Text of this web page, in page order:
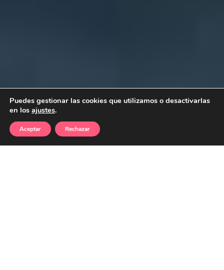
Puedes gestionar las cookies que utilizamos o desactivarlas
en los ajustes.
Aceptar Rechazar